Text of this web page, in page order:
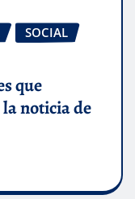
SOCIAL
que
noticia de